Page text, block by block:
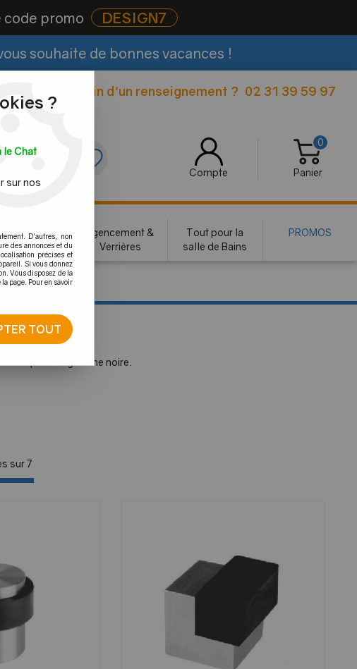
promo DESIGN7
souhaite de bonnes vacances !
Besoin d'un renseignement ? 02 31 39 59 97
Compte
0
Panier
pour porte
Agencement &
Verrières
Tout pour la
salle de Bains
PROMOS
par une gomme noire.
sur7
?
le Chat
sur nos
D'autres, non
des annonces et du
précises et
Si vous donnez
Vous disposez de la
page. Pour en savoir
TOUT